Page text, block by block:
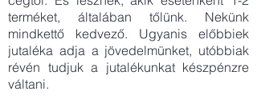
terméket, általában tőlünk. Nekünk
mindkettő kedvező. Ugyanis előbbiek
jutaléka adja a jövedelmünket, utóbbiak
révén tudjuk a jutalékunkat készpénzre
váltani.